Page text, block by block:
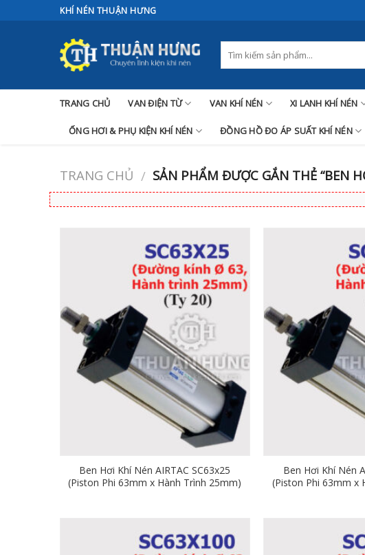
to
KHÍ NÉN THUẬN HƯNG
TRANG CHỦ VAN ĐIỆN TỪ VAN KHÍ NÉN XI LANH KHÍ NÉN
ỐNG HƠI & PHỤ KIỆN KHÍ NÉN ĐỒNG HỒ ĐO ÁP SUẤT KHÍ NÉN
TRANG CHỦ / SẢN PHẨM ĐƯỢC GẮN THẺ “BEN
Ben Hơi Khí Nén AIRTAC SC63x25
(Piston Phi 63mm x Hành Trình 25mm)
Ben Hơi Khí Nén
(Piston Phi 63mm x